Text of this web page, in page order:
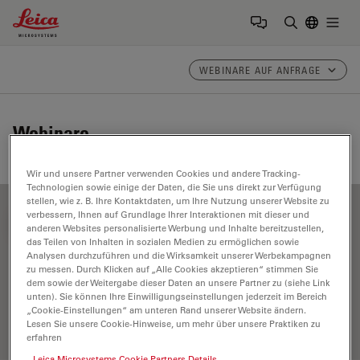
Leica Microsystems Logo
WEBINARE AUF ANFRAGE
Webinare
FILTER ARTICLES
DIC-Mikroskopie
Wir und unsere Partner verwenden Cookies und andere Tracking-
Technologien sowie einige der Daten, die Sie uns direkt zur Verfügung
stellen, wie z. B. Ihre Kontaktdaten, um Ihre Nutzung unserer Website zu
verbessern, Ihnen auf Grundlage Ihrer Interaktionen mit dieser und
anderen Websites personalisierte Werbung und Inhalte bereitzustellen,
das Teilen von Inhalten in sozialen Medien zu ermöglichen sowie
Analysen durchzuführen und die Wirksamkeit unserer Werbekampagnen
zu messen. Durch Klicken auf „Alle Cookies akzeptieren“ stimmen Sie
dem sowie der Weitergabe dieser Daten an unsere Partner zu (siehe Link
unten). Sie können Ihre Einwilligungseinstellungen jederzeit im Bereich
„Cookie-Einstellungen“ am unteren Rand unserer Website ändern.
Lesen Sie unsere Cookie-Hinweise, um mehr über unsere Praktiken zu
erfahren